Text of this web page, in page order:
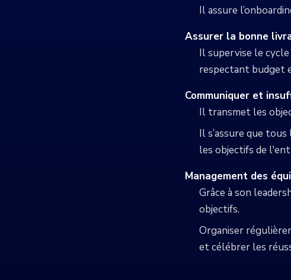
Il assure
Assurer la bonne
Il supervise le cycle
respectant budget
Communiquer et
Il transmet les
Il s’assure que
les objectifs de
Management des
Grâce à son
objectifs.
Organiser
et célébrer les